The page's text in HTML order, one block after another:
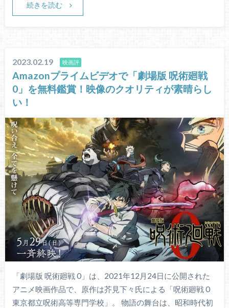
続きを読む
2023.02.19 映画評
Amazonプライムビデオで「劇場版 呪術廻戦
0」を無料鑑賞！映像のクオリティが素晴らし
い！
「劇場版 呪術廻戦 0」は、2021年12月24日に公開された
アニメ映画作品で、原作は芥見下々氏による「呪術廻戦 0
東京都立呪術高等専門学校」。 物語の舞台は、昭和時代初